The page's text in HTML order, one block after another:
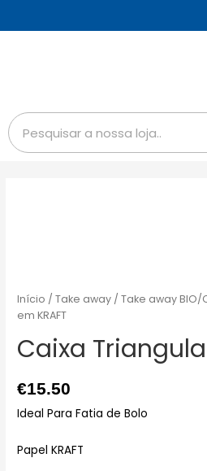
Início /Take away /Take away BIO/
em KRAFT
Caixa
€15.50
Ideal Para Fatia de Bolo
Papel KRAFT